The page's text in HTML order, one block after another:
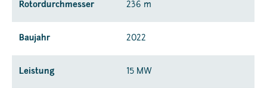
Rotordurchmesser 236 m
Baujahr 2022
Leistung 15 MW